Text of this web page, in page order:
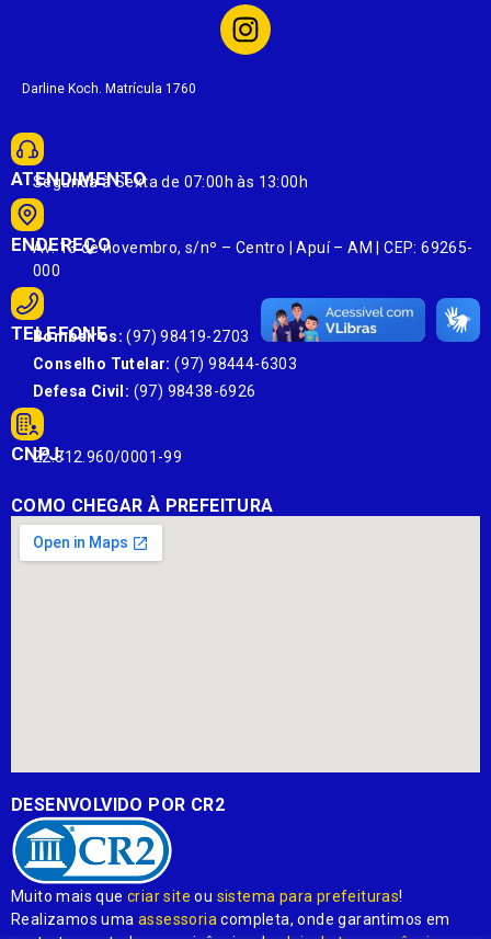
Darline Koch. Matrícula 1760
ATENDIMENTO
Segunda à Sexta de 07:00h às 13:00h
ENDEREÇO
Av. 13 de novembro, s/nº – Centro | Apuí – AM | CEP: 69265-
000
TELEFONE
Bombeiros: (97) 98419-2703
Conselho Tutelar: (97) 98444-6303
Defesa Civil: (97) 98438-6926
CNPJ:
22.812.960/0001-99
COMO CHEGAR À PREFEITURA
DESENVOLVIDO POR CR2
Muito mais quecriar site ou sistema para prefeituras!
Realizamos umaassessoria completa, onde garantimos em